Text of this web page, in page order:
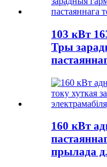
103 кВт
Тры
160 кВт
прылада